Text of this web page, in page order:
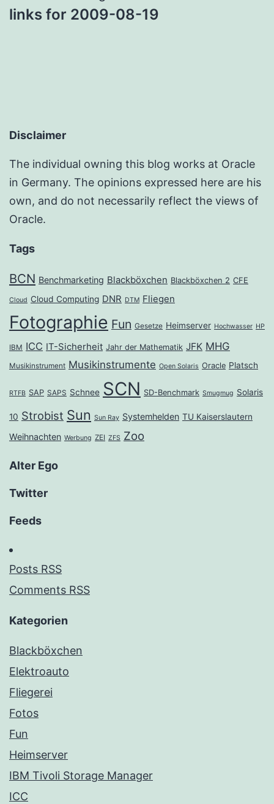
links for 2009-08-19
Disclaimer
The individual owning this blog works at Oracle
in Germany. The opinions expressed here are his
own, and do not necessarily reflect the views of
Oracle.
Tags
BCN Benchmarketing Blackböxchen Blackböxchen 2 CFE
Cloud Cloud Computing DNR DTM Fliegen
Fotographie Fun Gesetze Heimserver Hochwasser HP
IBM ICC IT-Sicherheit Jahr der Mathematik JFK MHG
Musikinstrument Musikinstrumente Open Solaris Oracle Platsch
RTFB SAP SAPS Schnee SCN SD-Benchmark Smugmug Solaris
10 Strobist Sun Sun Ray Systemhelden TU Kaiserslautern
Weihnachten Werbung ZEI ZFS Zoo
Alter Ego
Twitter
Feeds
Posts RSS
Comments RSS
Kategorien
Blackböxchen
Elektroauto
Fliegerei
Fotos
Fun
Heimserver
IBM Tivoli Storage Manager
ICC